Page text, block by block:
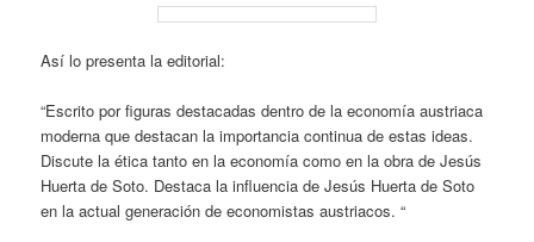
Así lo presenta la editorial:
“Escrito por figuras destacadas dentro de la economía austriaca
moderna que destacan la importancia continua de estas ideas.
Discute la ética tanto en la economía como en la obra de Jesús
Huerta de Soto. Destaca la influencia de Jesús Huerta de Soto
en la actual generación de economistas austriacos. “